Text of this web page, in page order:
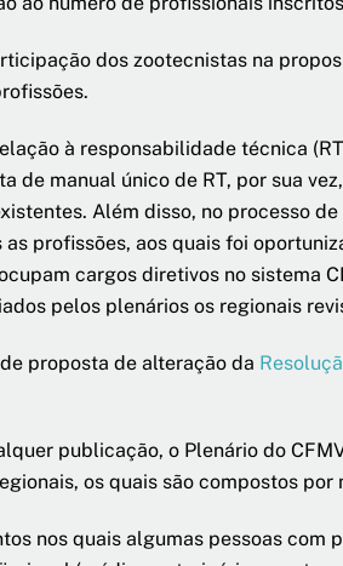
dos zootecnistas na
à responsabilidade técnica
de manual único de RT, por sua
Além disso, no processo
profissões, aos quais foi
cargos diretivos no sistema
pelos plenários os regionais
proposta de alteração da
publicação, o Plenário do
os quais são compostos
nos quais algumas pessoas